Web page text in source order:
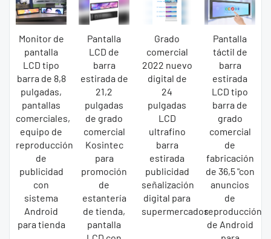
Monitor de
pantalla
LCD tipo
barra de 8,8
pulgadas,
pantallas
comerciales,
equipo de
reproducción
de
publicidad
con
sistema
Android
para tienda
Pantalla
LCD de
barra
estirada de
21,2
pulgadas
de grado
comercial
Kosintec
para
promoción
de
estantería
de tienda,
pantalla
Grado
comercial
2022 nuevo
digital de
24
pulgadas
LCD
ultrafino
barra
estirada
publicidad
señalización
digital para
supermercados
Pantalla
táctil de
barra
estirada
LCD tipo
barra de
grado
comercial
de
fabricación
de 36,5 "con
anuncios
de
reproducción
de Android